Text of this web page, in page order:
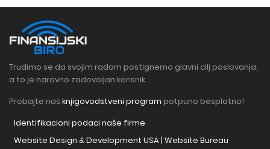
Trudimo se da svojim radom postignemo glavni cilj poslovanja,
a to je naravno zadovoljan korisnik.
Probajte naš knjigovodstveni program potpuno besplatno!
Identifikacioni podaci naše firme
Website Design & Development USA | Website Bureau